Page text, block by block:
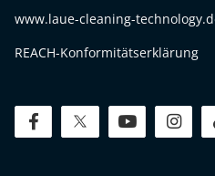
www.laue-cleaning-
REACH-Konformitätserklärung
facebooktwitteryoutube